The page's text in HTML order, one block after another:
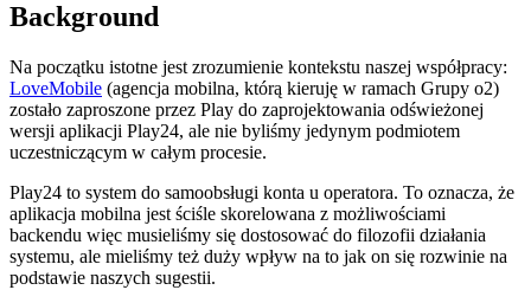
Background
Na początku istotne jest zrozumienie kontekstu naszej współpracy:
LoveMobile (agencja mobilna, którą kieruję w ramach Grupy o2)
zostało zaproszone przez Play do zaprojektowania odświeżonej
wersji aplikacji Play24, ale nie byliśmy jedynym podmiotem
uczestniczącym w całym procesie.
Play24 to system do samoobsługi konta u operatora. To oznacza, że
aplikacja mobilna jest ściśle skorelowana z możliwościami
backendu więc musieliśmy się dostosować do filozofii działania
systemu, ale mieliśmy też duży wpływ na to jak on się rozwinie na
podstawie naszych sugestii.